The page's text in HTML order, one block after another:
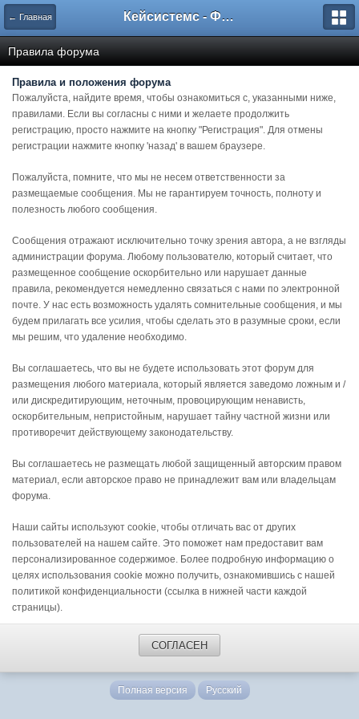
← Главная Кейсистемс - Форумы
Правила форума
Правила и положения форума
Пожалуйста, найдите время, чтобы ознакомиться с, указанными ниже,
правилами. Если вы согласны с ними и желаете продолжить
регистрацию, просто нажмите на кнопку "Регистрация". Для отмены
регистрации нажмите кнопку 'назад' в вашем браузере.
Пожалуйста, помните, что мы не несем ответственности за
размещаемые сообщения. Мы не гарантируем точность, полноту и
полезность любого сообщения.
Сообщения отражают исключительно точку зрения автора, а не взгляды
администрации форума. Любому пользователю, который считает, что
размещенное сообщение оскорбительно или нарушает данные
правила, рекомендуется немедленно связаться с нами по электронной
почте. У нас есть возможность удалять сомнительные сообщения, и мы
будем прилагать все усилия, чтобы сделать это в разумные сроки, если
мы решим, что удаление необходимо.
Вы соглашаетесь, что вы не будете использовать этот форум для
размещения любого материала, который является заведомо ложным и /
или дискредитирующим, неточным, провоцирующим ненависть,
оскорбительным, непристойным, нарушает тайну частной жизни или
противоречит действующему законодательству.
Вы соглашаетесь не размещать любой защищенный авторским правом
материал, если авторское право не принадлежит вам или владельцам
форума.
Наши сайты используют cookie, чтобы отличать вас от других
пользователей на нашем сайте. Это поможет нам предоставит вам
персонализированное содержимое. Более подробную информацию о
целях использования cookie можно получить, ознакомившись с нашей
политикой конфиденциальности (ссылка в нижней части каждой
страницы).
СОГЛАСЕН
Полная версия Русский